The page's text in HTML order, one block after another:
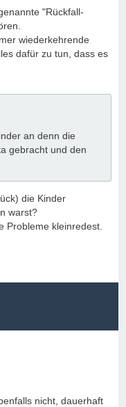
"Rückfall-
wiederkehrende
dafür zu tun, dass es
an denn die
gebracht und den
die Kinder
warst?
Probleme kleinredest.
nicht, dauerhaft